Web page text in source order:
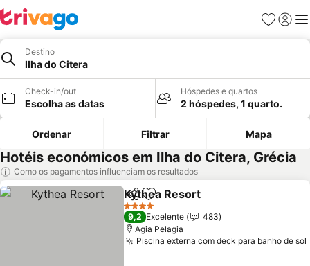
Favoritos
Iniciar
Destino
Ilha do Citera
Check-in/out
Escolha as datas
Hóspedes e quartos
2 hóspedes, 1 quarto.
Ordenar Filtrar Mapa
Hotéis económicos em Ilha do Citera, Grécia
Como os pagamentos influenciam os resultados
PartilharAdicionar aos favoritos
Kythea Resort
4 Estrelas
9,2 Excelente
483
Agia Pelagia
Piscina externa com deck para banho de sol